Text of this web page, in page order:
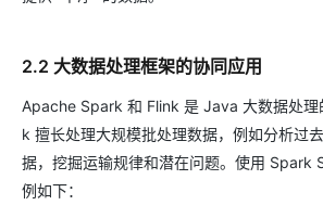
2.2 大数据处理框架的协同应用
Apache Spark 和 Flink 是 Java 大数据处理
k 擅长处理大规模批处理数据，例如分析过
据，挖掘运输规律和潜在问题。使用 Spark
例如下：